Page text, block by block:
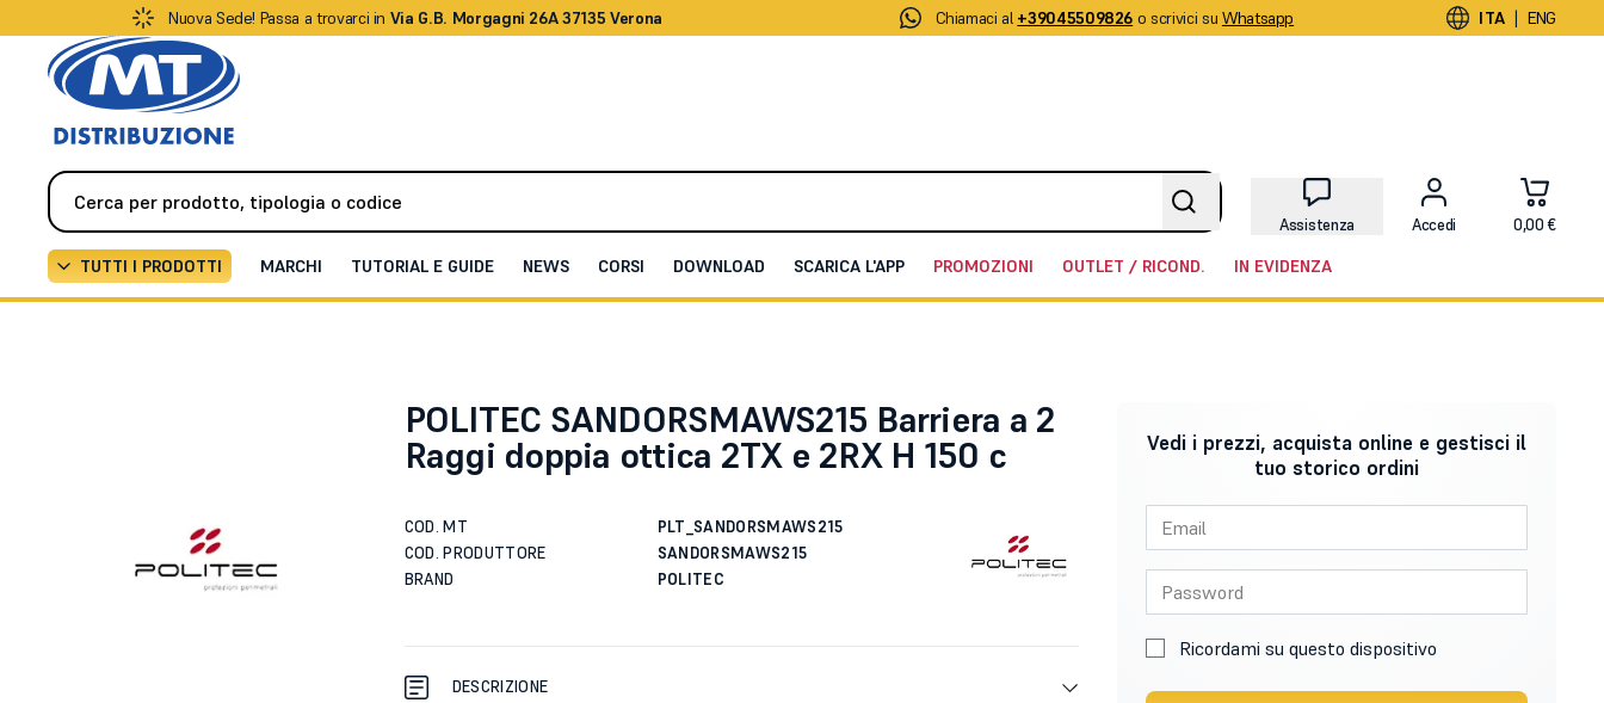
Nuova Sede! Passa a trovarci in Via G.B. Morgagni 26A 37135 Verona Chiamaci al +39045509826 o scrivici su Whatsapp ITA | ENG
Assistenza Accedi 0,00 €
TUTTI I PRODOTTI MARCHI TUTORIAL E GUIDE NEWS CORSI DOWNLOAD SCARICA L'APP PROMOZIONI OUTLET / RICOND. IN EVIDENZA
POLITEC SANDORSMAWS215 Barriera a 2
Raggi doppia ottica 2TX e 2RX H 150 c
COD. MT
PLT_SANDORSMAWS215
COD. PRODUTTORE
SANDORSMAWS215
BRAND
POLITEC
DESCRIZIONE
Vedi i prezzi, acquista online e gestisci il
tuo storico ordini
Ricordami su questo dispositivo